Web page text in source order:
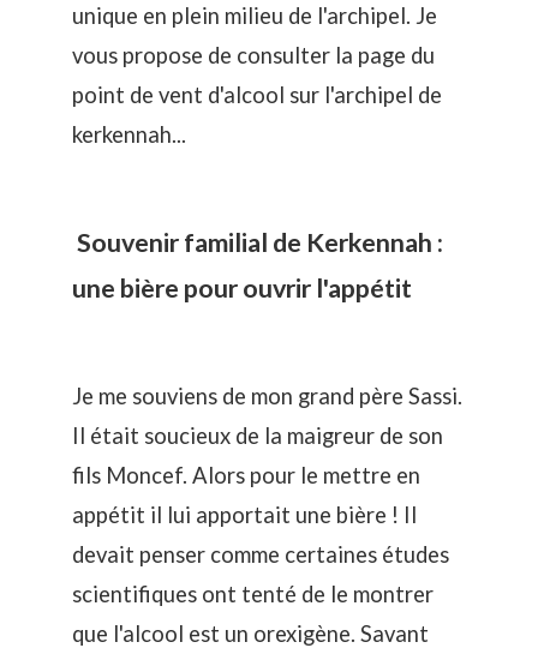
unique en plein milieu de l'archipel. Je
vous propose de consulter la page du
point de vent d'alcool sur l'archipel de
kerkennah...
Souvenir familial de Kerkennah :
une bière pour ouvrir l'appétit
Je me souviens de mon grand père Sassi.
Il était soucieux de la maigreur de son
fils Moncef. Alors pour le mettre en
appétit il lui apportait une bière ! Il
devait penser comme certaines études
scientifiques ont tenté de le montrer
que l'alcool est un orexigène. Savant